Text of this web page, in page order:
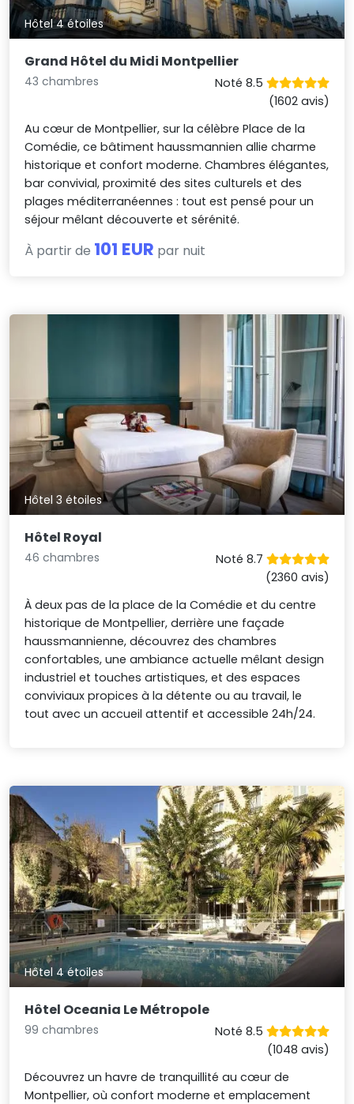
Hôtel 4 étoiles
Grand Hôtel du Midi Montpellier
43 chambres
Noté 8.5
(1602 avis)
Au cœur de Montpellier, sur la célèbre Place de la
Comédie, ce bâtiment haussmannien allie charme
historique et confort moderne. Chambres élégantes,
bar convivial, proximité des sites culturels et des
plages méditerranéennes : tout est pensé pour un
séjour mêlant découverte et sérénité.
À partir de 101 EUR par nuit
Hôtel 3 étoiles
Hôtel Royal
46 chambres
Noté 8.7
(2360 avis)
À deux pas de la place de la Comédie et du centre
historique de Montpellier, derrière une façade
haussmannienne, découvrez des chambres
confortables, une ambiance actuelle mêlant design
industriel et touches artistiques, et des espaces
conviviaux propices à la détente ou au travail, le
tout avec un accueil attentif et accessible 24h/24.
Hôtel 4 étoiles
Hôtel Oceania Le Métropole
99 chambres
Noté 8.5
(1048 avis)
Découvrez un havre de tranquillité au cœur de
Montpellier, où confort moderne et emplacement